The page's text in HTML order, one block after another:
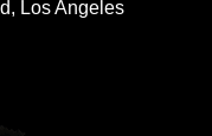
Los Angeles